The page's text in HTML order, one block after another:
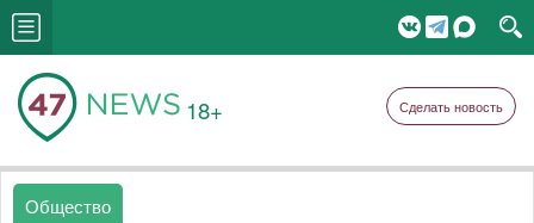
18+ Сделать новость
Общество